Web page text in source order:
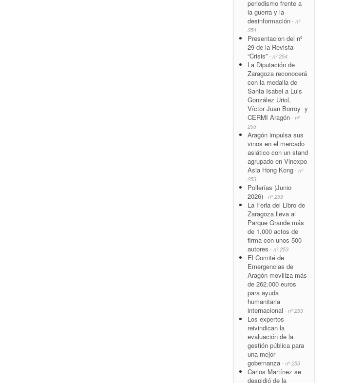
periodismo frente a
la guerra y la
desinformación - nº
254
Presentacion del nº
29 de la Revista
“Crisis” - nº 254
La Diputación de
Zaragoza reconocerá
con la medalla de
Santa Isabel a Luis
González Uriol,
Víctor Juan Borroy y
CERMI Aragón - nº
253
Aragón impulsa sus
vinos en el mercado
asiático con un stand
agrupado en Vinexpo
Asia Hong Kong - nº
253
Pollerías (Junio
2026) - nº 253
La Feria del Libro de
Zaragoza lleva al
Parque Grande más
de 1.000 actos de
firma con unos 500
autores - nº 253
El Comité de
Emergencias de
Aragón moviliza más
de 262.000 euros
para ayuda
humanitaria
internacional - nº 253
Los expertos
reivindican la
evaluación de la
gestión pública para
una mejor
gobernanza - nº 253
Carlos Martínez se
despidió de la